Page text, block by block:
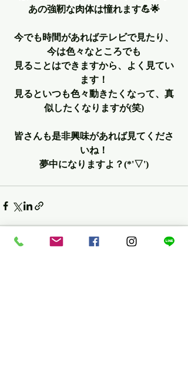
あの強靭な肉体は憧れます💪🌟
今でも時間があればテレビで見たり、
今は色々なところでも
見ることはできますから、よく見てい
ます！
見るといつも色々動きたくなって、真
似したくなりますが(笑)
皆さんも是非興味があれば見てくださ
いね！
夢中になりますよ？(*'▽')